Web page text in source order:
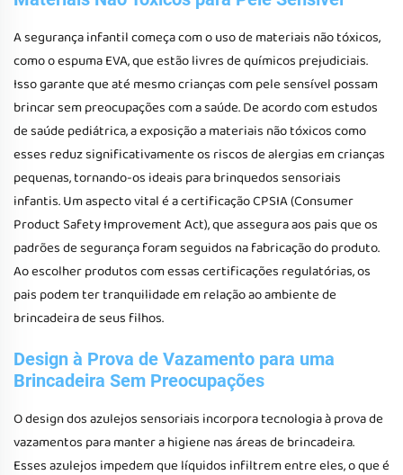
A segurança infantil começa com o uso de materiais não tóxicos,
como o espuma EVA, que estão livres de químicos prejudiciais.
Isso garante que até mesmo crianças com pele sensível possam
brincar sem preocupações com a saúde. De acordo com estudos
de saúde pediátrica, a exposição a materiais não tóxicos como
esses reduz significativamente os riscos de alergias em crianças
pequenas, tornando-os ideais para brinquedos sensoriais
infantis. Um aspecto vital é a certificação CPSIA (Consumer
Product Safety Improvement Act), que assegura aos pais que os
padrões de segurança foram seguidos na fabricação do produto.
Ao escolher produtos com essas certificações regulatórias, os
pais podem ter tranquilidade em relação ao ambiente de
brincadeira de seus filhos.
Design à Prova de Vazamento para uma
Brincadeira Sem Preocupações
O design dos azulejos sensoriais incorpora tecnologia à prova de
vazamentos para manter a higiene nas áreas de brincadeira.
Esses azulejos impedem que líquidos infiltrem entre eles, o que é